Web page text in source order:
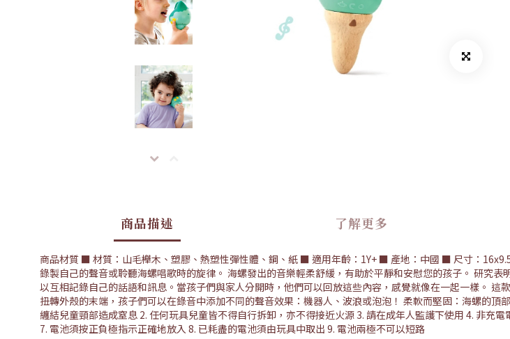
商品描述 了解更多
商品材質 ■ 材質：山毛櫸木、塑膠、熱塑性彈性體、鋼、紙 ■ 適用年齡：1Y+ ■ 產地：中國 ■ 尺寸：
錄製自己的聲音或聆聽海螺唱歌時的旋律。 海螺發出的音樂輕柔舒緩，有助於平靜和安慰您的孩子。 研究
以互相記錄自己的話語和訊息。當孩子們與家人分開時，他們可以回放這些內容，感覺就像在一起一樣。
扭轉外殼的末端，孩子們可以在錄音中添加不同的聲音效果：機器人、波浪或泡泡！ 柔軟而堅固：海螺的
纏結兒童頸部造成窒息 2. 任何玩具兒童皆不得自行拆卸，亦不得接近火源 3. 請在成年人監護下使用 4. 非充
7. 電池須按正負極指示正確地放入 8. 已耗盡的電池須由玩具中取出 9. 電池兩極不可以短路